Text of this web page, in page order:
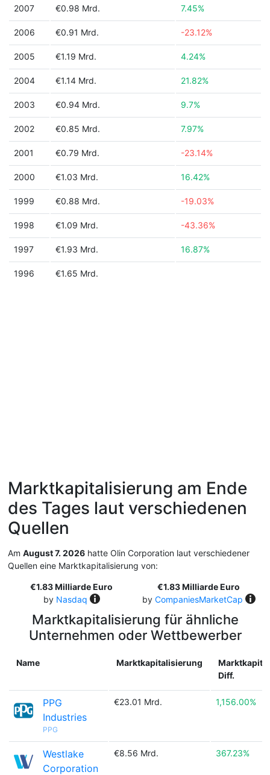
2007 €0.98 Mrd. 7.45%
2006 €0.91 Mrd. -23.12%
2005 €1.19 Mrd. 4.24%
2004 €1.14 Mrd. 21.82%
2003 €0.94 Mrd. 9.7%
2002 €0.85 Mrd. 7.97%
2001 €0.79 Mrd. -23.14%
2000 €1.03 Mrd. 16.42%
1999 €0.88 Mrd. -19.03%
1998 €1.09 Mrd. -43.36%
1997 €1.93 Mrd. 16.87%
1996 €1.65 Mrd.
Marktkapitalisierung am Ende
des Tages laut verschiedenen
Quellen
Am August 7. 2026 hatte Olin Corporation laut verschiedener
Quellen eine Marktkapitalisierung von:
€1.83 Milliarde Euro
by Nasdaq
€1.83 Milliarde Euro
by CompaniesMarketCap
Marktkapitalisierung für ähnliche
Unternehmen oder Wettbewerber
Name Marktkapitalisierung
Diff.
PPG
Industries
PPG
€23.01 Mrd. 1,156.00%
Westlake
Corporation
€8.56 Mrd. 367.23%